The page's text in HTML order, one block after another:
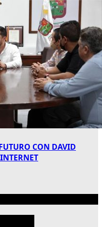
CON DAVID